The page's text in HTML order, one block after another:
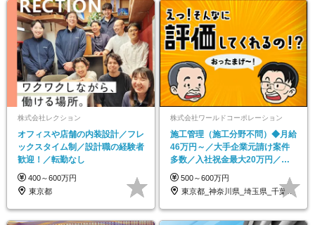
株式会社レクション
オフィスや店舗の内装設計／フレ
ックスタイム制／設計職の経験者
歓迎！／転勤なし
400～600万円
東京都
株式会社ワールドコーポレーション
施工管理（施工分野不問）◆月給
46万円～／大手企業元請け案件
多数／入社祝金最大20万円／
40・50代活躍/p8
500～600万円
東京都_神奈川県_埼玉県_千葉県_大阪府…